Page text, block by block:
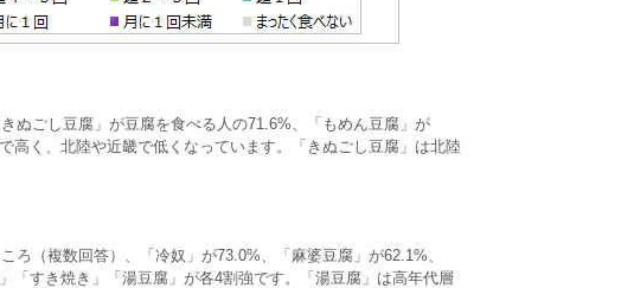
ぬごし豆腐」が豆腐を食べる人の71.6%、「もめん豆腐」が
高く、北陸や近畿で低くなっています。「きぬごし豆腐」は北陸
ろ（複数回答）、「冷奴」が73.0%、「麻婆豆腐」が62.1%、
「すき焼き」「湯豆腐」が各4割強です。「湯豆腐」は高年代層